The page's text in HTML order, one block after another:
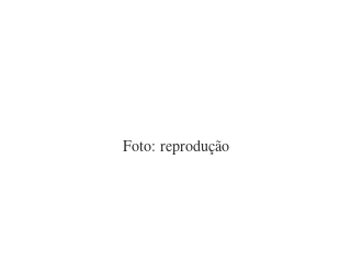
Foto: reprodução